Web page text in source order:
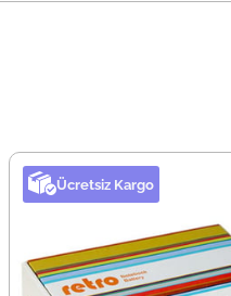
Ücretsiz Kargo